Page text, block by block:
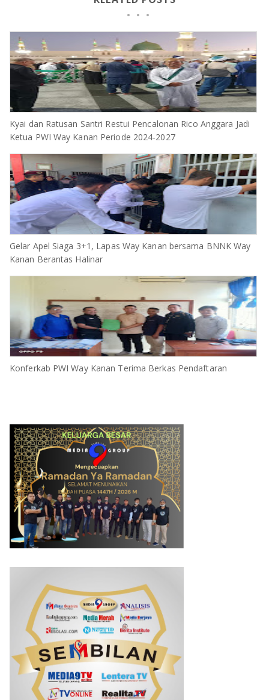
Kyai dan Ratusan Santri Restui Pencalonan Rico Anggara Jadi
Ketua PWI Way Kanan Periode 2024-2027
Gelar Apel Siaga 3+1, Lapas Way Kanan bersama BNNK Way
Kanan Berantas Halinar
Konferkab PWI Way Kanan Terima Berkas Pendaftaran